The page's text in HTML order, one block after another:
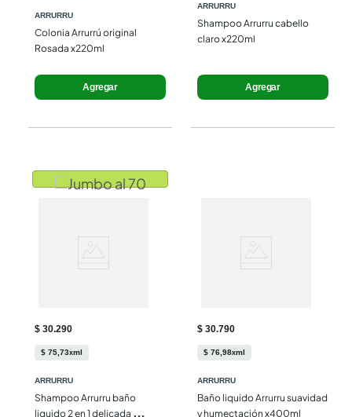
ARRURRU
Colonia Arrurrú original
Rosada x220ml
Agregar
ARRURRU
Shampoo Arrurru cabello
claro x220ml
Agregar
$ 30.290
$ 75 73xml
ARRURRU
Shampoo Arrurru baño
liquido 2 en 1 delicada
$ 30.790
$ 76 98xml
ARRURRU
Baño liquido Arrurru suavidad
y humectación x400ml